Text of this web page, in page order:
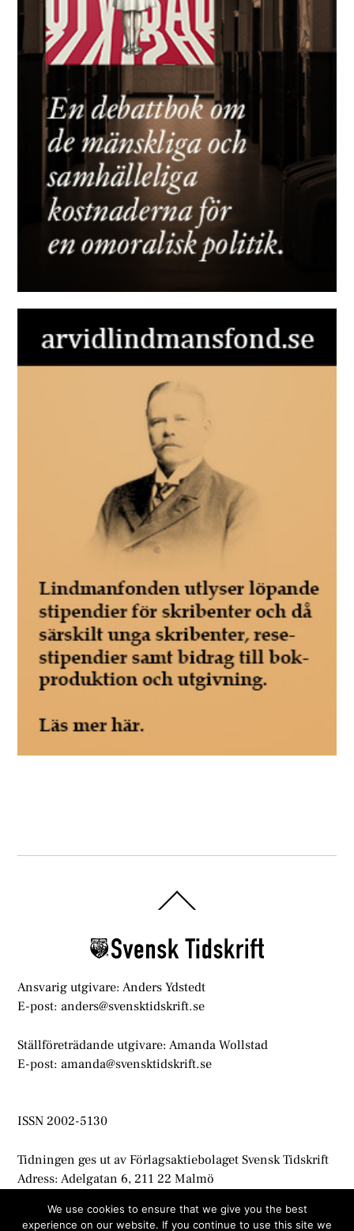
To
Ansvarig utgivare: Anders Ydstedt
E-post: anders@svensktidskrift.se
Ställföreträdande utgivare: Amanda Wollstad
E-post: amanda@svensktidskrift.se
ISSN 2002-5130
Tidningen ges ut av Förlagsaktiebolaget Svensk Tidskrift
Adress: Adelgatan 6, 211 22 Malmö
We use cookies to ensure that we give you the best
experience on our website. If you continue to use this site we